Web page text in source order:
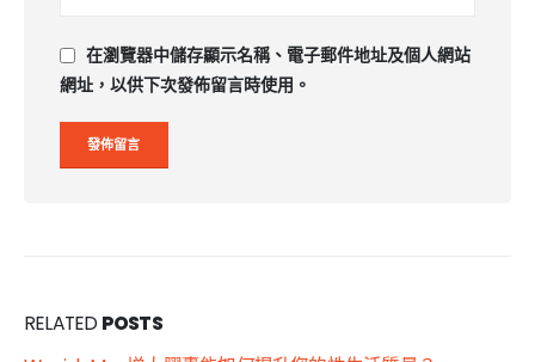
在瀏覽器中儲存顯示名稱、電子郵件地址及個人網站
網址，以供下次發佈留言時使用。
RELATED POSTS